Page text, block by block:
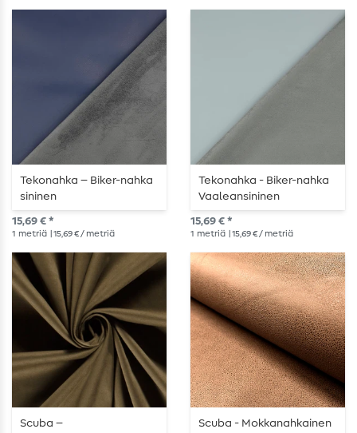
Tekonahka – Biker-nahka
sininen
15,69 € *
1 metriä | 15,69 € / metriä
Tekonahka - Biker-nahka
Vaaleansininen
15,69 € *
1 metriä | 15,69 € / metriä
Scuba –
Scuba - Mokkanahkainen